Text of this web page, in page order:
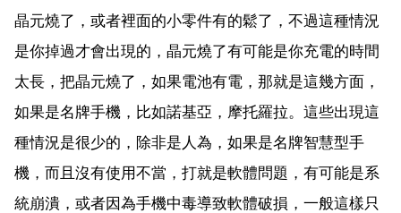
晶元燒了，或者裡面的小零件有的鬆了，不過這種情況
是你掉過才會出現的，晶元燒了有可能是你充電的時間
太長，把晶元燒了，如果電池有電，那就是這幾方面，
如果是名牌手機，比如諾基亞，摩托羅拉。這些出現這
種情況是很少的，除非是人為，如果是名牌智慧型手
機，而且沒有使用不當，打就是軟體問題，有可能是系
統崩潰，或者因為手機中毒導致軟體破損，一般這樣只